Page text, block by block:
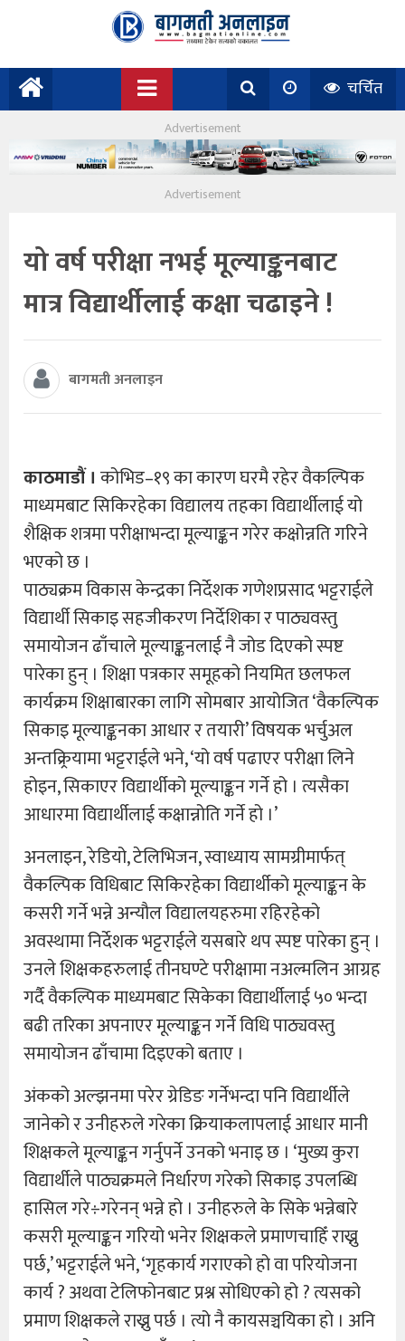
चर्चित
यो वर्ष परीक्षा नभई मूल्याङ्कनबाट
मात्र विद्यार्थीलाई कक्षा चढाइने !
बागमती अनलाइन
काठमाडौं । कोभिड–१९ का कारण घरमै रहेर वैकल्पिक
माध्यमबाट सिकिरहेका विद्यालय तहका विद्यार्थीलाई यो
शैक्षिक शत्रमा परीक्षाभन्दा मूल्याङ्कन गरेर कक्षोन्नति गरिने
भएको छ ।
पाठ्यक्रम विकास केन्द्रका निर्देशक गणेशप्रसाद भट्टराईले
विद्यार्थी सिकाइ सहजीकरण निर्देशिका र पाठ्यवस्तु
समायोजन ढाँचाले मूल्याङ्कनलाई नै जोड दिएको स्पष्ट
पारेका हुन् । शिक्षा पत्रकार समूहको नियमित छलफल
कार्यक्रम शिक्षाबारका लागि सोमबार आयोजित ‘वैकल्पिक
सिकाइ मूल्याङ्कनका आधार र तयारी’ विषयक भर्चुअल
अन्तक्र्रियामा भट्टराईले भने, ‘यो वर्ष पढाएर परीक्षा लिने
होइन, सिकाएर विद्यार्थीको मूल्याङ्कन गर्ने हो । त्यसैका
आधारमा विद्यार्थीलाई कक्षान्नोति गर्ने हो ।’
अनलाइन, रेडियो, टेलिभिजन, स्वाध्याय सामग्रीमार्फत्
वैकल्पिक विधिबाट सिकिरहेका विद्यार्थीको मूल्याङ्कन के
कसरी गर्ने भन्ने अन्यौल विद्यालयहरुमा रहिरहेको
अवस्थामा निर्देशक भट्टराईले यसबारे थप स्पष्ट पारेका हुन् ।
उनले शिक्षकहरुलाई तीनघण्टे परीक्षामा नअल्मलिन आग्रह
गर्दै वैकल्पिक माध्यमबाट सिकेका विद्यार्थीलाई ५० भन्दा
बढी तरिका अपनाएर मूल्याङ्कन गर्ने विधि पाठ्यवस्तु
समायोजन ढाँचामा दिइएको बताए ।
अंकको अल्झनमा परेर ग्रेडिङ गर्नेभन्दा पनि विद्यार्थीले
जानेको र उनीहरुले गरेका क्रियाकलापलाई आधार मानी
शिक्षकले मूल्याङ्कन गर्नुपर्ने उनको भनाइ छ । ‘मुख्य कुरा
विद्यार्थीले पाठ्यक्रमले निर्धारण गरेको सिकाइ उपलब्धि
हासिल गरे÷गरेनन् भन्ने हो । उनीहरुले के सिके भन्नेबारे
कसरी मूल्याङ्कन गरियो भनेर शिक्षकले प्रमाणचाहिँ राख्नु
पर्छ,’ भट्टराईले भने, ‘गृहकार्य गराएको हो वा परियोजना
कार्य ? अथवा टेलिफोनबाट प्रश्न सोधिएको हो ? त्यसको
प्रमाण शिक्षकले राख्नु पर्छ । त्यो नै कायसञ्चयिका हो । अनि